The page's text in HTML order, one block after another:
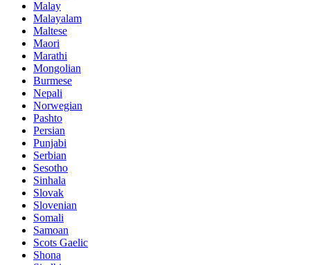
Malay
Malayalam
Maltese
Maori
Marathi
Mongolian
Burmese
Nepali
Norwegian
Pashto
Persian
Punjabi
Serbian
Sesotho
Sinhala
Slovak
Slovenian
Somali
Samoan
Scots Gaelic
Shona